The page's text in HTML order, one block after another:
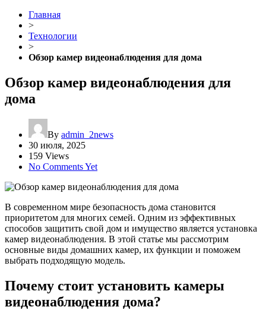
Главная
>
Технологии
>
Обзор камер видеонаблюдения для дома
Обзор камер видеонаблюдения для
дома
By admin_2news
30 июля, 2025
159 Views
No Comments Yet
В современном мире безопасность дома становится
приоритетом для многих семей. Одним из эффективных
способов защитить свой дом и имущество является установка
камер видеонаблюдения. В этой статье мы рассмотрим
основные виды домашних камер, их функции и поможем
выбрать подходящую модель.
Почему стоит установить камеры
видеонаблюдения дома?